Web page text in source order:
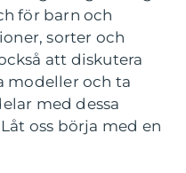
för barn och
sorter och
att diskutera
modeller och ta
med dessa
oss börja med en